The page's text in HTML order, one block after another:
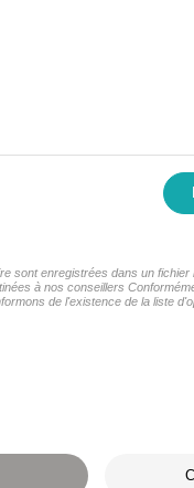
sont enregistrées dans un
à nos conseillers
de l'existence de la liste